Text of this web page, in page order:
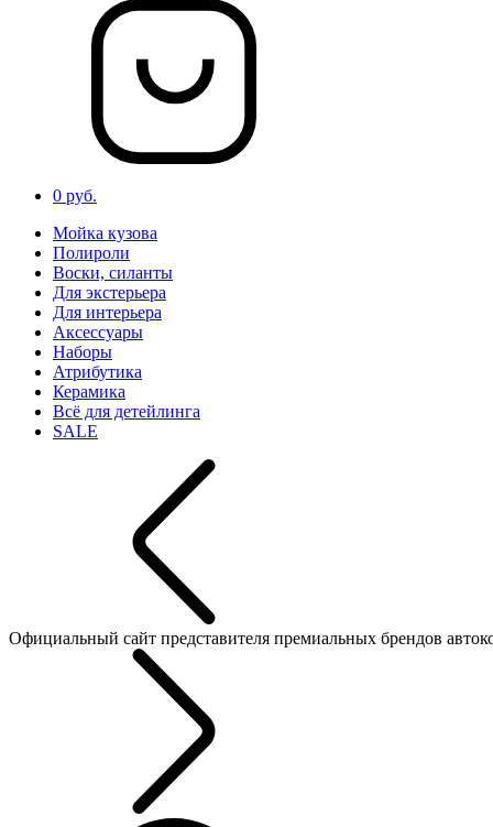
0 руб.
Мойка кузова
Полироли
Воски, силанты
Для экстерьера
Для интерьера
Аксессуары
Наборы
Атрибутика
Керамика
Всё для детейлинга
SALE
Официальный сайт представителя премиальных брендов